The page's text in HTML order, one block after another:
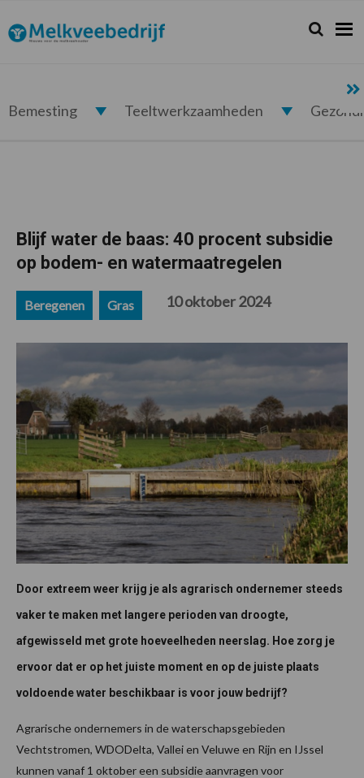
de
hoofdnavigatie
de
hoofd
de
eerste
de
voettekst
Melkveebedrijf.nl Zoeken...
Zoek
Bemesting Teeltwerkzaamheden
Blijf water de baas: 40 procent subsidie
op bodem- en watermaatregelen
Beregenen Gras 10 oktober 2024
Door extreem weer krijg je als agrarisch ondernemer steeds
vaker te maken met langere perioden van droogte,
afgewisseld met grote hoeveelheden neerslag. Hoe zorg je
ervoor dat er op het juiste moment en op de juiste plaats
voldoende water beschikbaar is voor jouw bedrijf?
Agrarische ondernemers in de waterschapsgebieden
Vechtstromen, WDODelta, Vallei en Veluwe en Rijn en IJssel
kunnen vanaf 1 oktober een subsidie aanvragen voor